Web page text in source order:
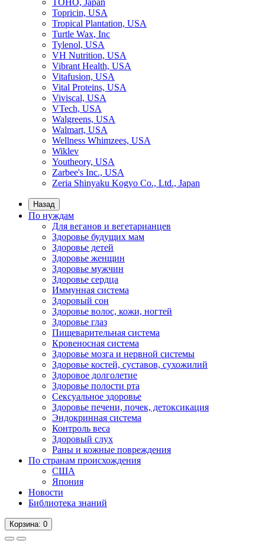
TOHO, Japan
Topricin, USA
Tropical Plantation, USA
Turtle Wax, Inc
Tylenol, USA
VH Nutrition, USA
Vibrant Health, USA
Vitafusion, USA
Vital Proteins, USA
Viviscal, USA
VTech, USA
Walgreens, USA
Walmart, USA
Wellness Whimzees, USA
Wiklev
Youtheory, USA
Zarbee's Inc., USA
Zeria Shinyaku Kogyo Co., Ltd., Japan
Назад
По нуждам
Для веганов и вегетарианцев
Здоровье будущих мам
Здоровье детей
Здоровье женщин
Здоровье мужчин
Здоровье сердца
Иммунная система
Здоровый сон
Здоровье волос, кожи, ногтей
Здоровье глаз
Пищеварительная система
Кровеносная система
Здоровье мозга и нервной системы
Здоровье костей, суставов, сухожилий
Здоровое долголетие
Здоровье полости рта
Сексуальное здоровье
Здоровье печени, почек, детоксикация
Эндокринная система
Контроль веса
Здоровый слух
Раны и кожные повреждения
По странам происхождения
США
Япония
Новости
Библиотека знаний
Корзина: 0